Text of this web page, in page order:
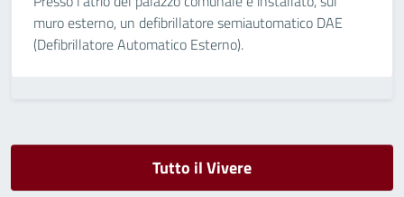
muro esterno, un defibrillatore semiautomatico DAE
(Defibrillatore Automatico Esterno).
Tutto il Vivere